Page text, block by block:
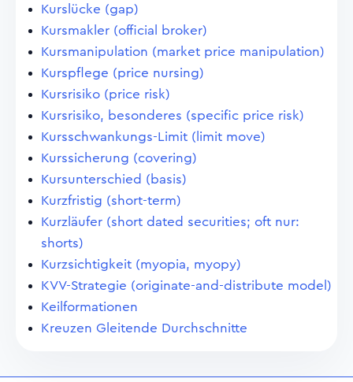
Kurslücke (gap)
Kursmakler (official broker)
Kursmanipulation (market price manipulation)
Kurspflege (price nursing)
Kursrisiko (price risk)
Kursrisiko, besonderes (specific price risk)
Kursschwankungs-Limit (limit move)
Kurssicherung (covering)
Kursunterschied (basis)
Kurzfristig (short-term)
Kurzläufer (short dated securities; oft nur:
shorts)
Kurzsichtigkeit (myopia, myopy)
KVV-Strategie (originate-and-distribute model)
Keilformationen
Kreuzen Gleitende Durchschnitte